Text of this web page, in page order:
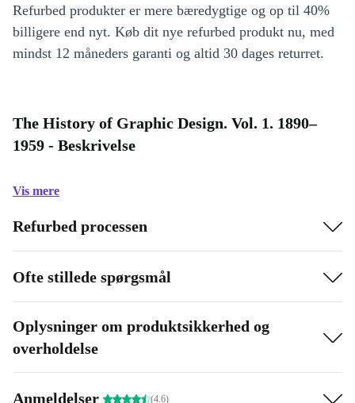
Refurbed produkter er mere bæredygtige og op til 40%
billigere end nyt. Køb dit nye refurbed produkt nu, med
mindst 12 måneders garanti og altid 30 dages returret.
The History of Graphic Design. Vol. 1. 1890–
1959 - Beskrivelse
Vis mere
Refurbed processen
Ofte stillede spørgsmål
Oplysninger om produktsikkerhed og
overholdelse
Anmeldelser (4.6)